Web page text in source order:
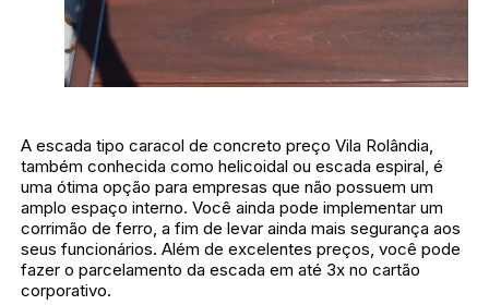
A escada tipo caracol de concreto preço Vila Rolândia,
também conhecida como helicoidal ou escada espiral, é
uma ótima opção para empresas que não possuem um
amplo espaço interno. Você ainda pode implementar um
corrimão de ferro, a fim de levar ainda mais segurança aos
seus funcionários. Além de excelentes preços, você pode
fazer o parcelamento da escada em até 3x no cartão
corporativo.